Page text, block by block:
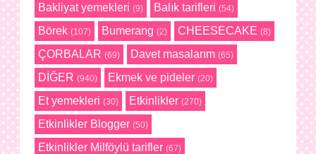
Bakliyat yemekleri (9) Balık tarifleri (54)
Börek (107) Bumerang (2) CHEESECAKE (8)
ÇORBALAR (69) Davet masalarım (65)
DİĞER (940) Ekmek ve pideler (20)
Et yemekleri (30) Etkinlikler (270)
Etkinlikler Blogger (50)
Etkinlikler Milföylü tarifler (67)